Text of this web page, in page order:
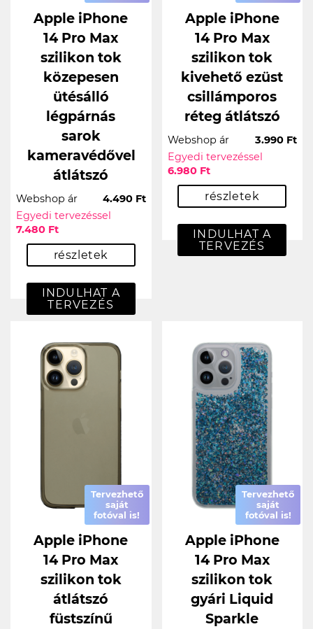
Apple iPhone
14 Pro Max
szilikon tok
közepesen
ütésálló
légpárnás
sarok
kameravédővel
átlátszó
Webshop ár
4.490 Ft
Egyedi tervezéssel
7.480 Ft
részletek
INDULHAT A
TERVEZÉS
Apple iPhone
14 Pro Max
szilikon tok
kivehető ezüst
csillámporos
réteg átlátszó
Webshop ár
3.990 Ft
Egyedi tervezéssel
6.980 Ft
részletek
INDULHAT A
TERVEZÉS
Tervezhető
saját
fotóval is!
Apple iPhone
14 Pro Max
szilikon tok
átlátszó
füstszínű
Tervezhető
saját
fotóval is!
Apple iPhone
14 Pro Max
szilikon tok
gyári Liquid
Sparkle